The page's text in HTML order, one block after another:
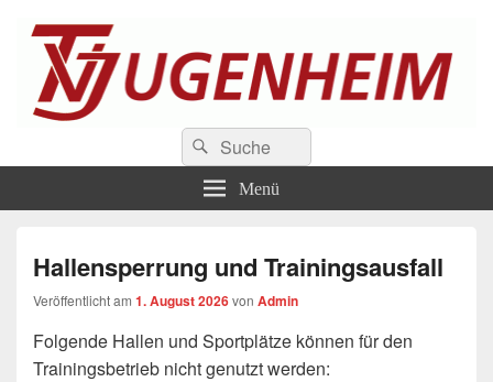
TV Jugenheim 1888 e.V.
Der Sportverein an der Bergstrasse
Suchen
nach:
Suchen
Menü
Hallensperrung und Trainingsausfall
Veröffentlicht am 1. August 2026von Admin
Folgende Hallen und Sportplätze können für den
Trainingsbetrieb nicht genutzt werden: